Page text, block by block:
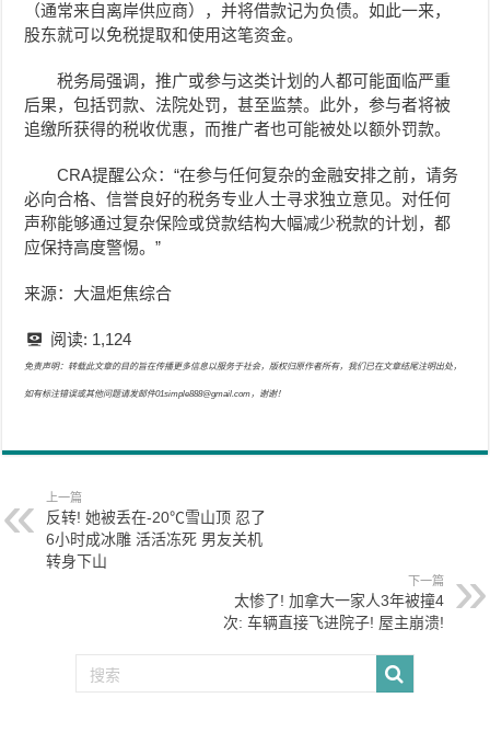
（通常来自离岸供应商），并将借款记为负债。如此一来，
股东就可以免税提取和使用这笔资金。
税务局强调，推广或参与这类计划的人都可能面临严重
后果，包括罚款、法院处罚，甚至监禁。此外，参与者将被
追缴所获得的税收优惠，而推广者也可能被处以额外罚款。
CRA提醒公众：“在参与任何复杂的金融安排之前，请务
必向合格、信誉良好的税务专业人士寻求独立意见。对任何
声称能够通过复杂保险或贷款结构大幅减少税款的计划，都
应保持高度警惕。”
来源：大温炬焦综合
阅读: 1,124
免责声明：转载此文章的目的旨在传播更多信息以服务于社会，版权归原作者所有，我们已在文章结尾注明出处，
如有标注错误或其他问题请发邮件01simple888@gmail.com，谢谢！
上一篇
反转! 她被丢在-20℃雪山顶 忍了
6小时成冰雕 活活冻死 男友关机
转身下山
下一篇
太惨了! 加拿大一家人3年被撞4
次: 车辆直接飞进院子! 屋主崩溃!